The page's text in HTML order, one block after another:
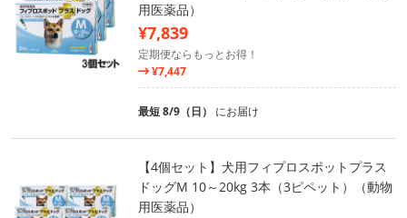
用医薬品）
¥7,839
定期便ならもっとお得！
¥7,447
最短 8/9（日） にお届け
【4個セット】犬用フィプロスポットプラス
ドッグM 10～20kg 3本（3ピペット）（動物
用医薬品）